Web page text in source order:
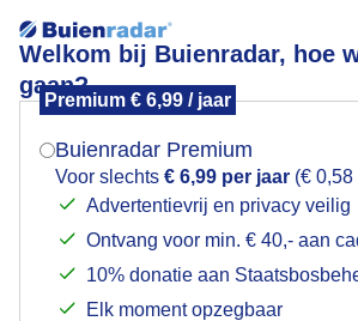
Welkom bij Buienradar, hoe
gaan?
Premium € 6,99 / jaar
Buienradar Premium
Voor slechts € 6,99 per jaar (€
Advertentievrij en privacy veilig
Ontvang voor min. € 40,- aan
10% donatie aan
Elk moment opzegbaar
Kaart niet gevonden
Mogen we je locatie
Indien je hier nog geen akkoord
verschijnt er zo een pop-up uit je